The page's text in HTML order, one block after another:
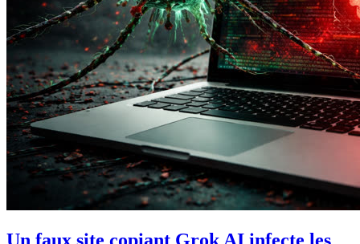
Un faux site copiant Grok AI infecte les